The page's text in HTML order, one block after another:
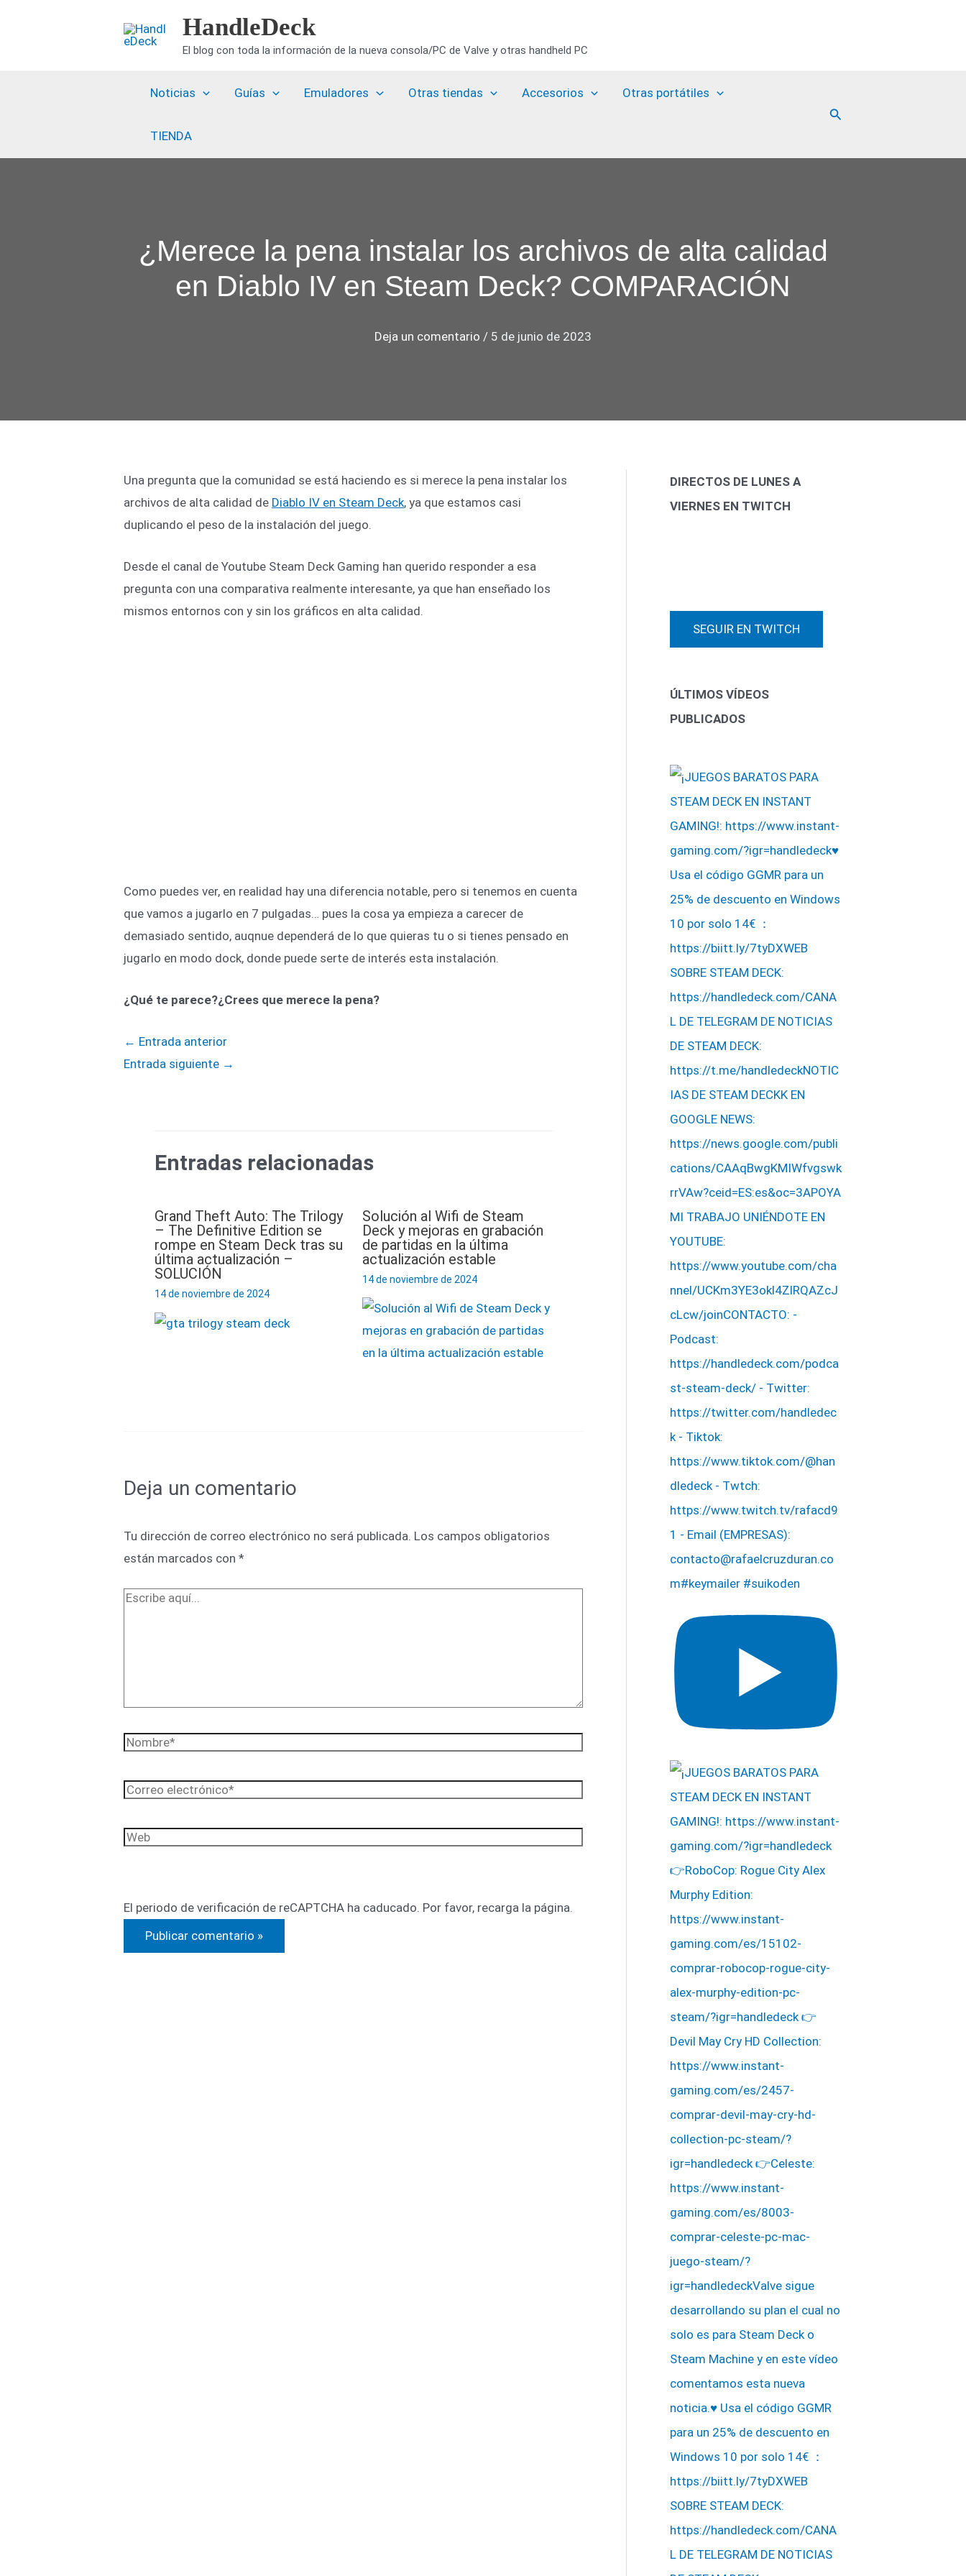
HandleDeck
El blog con toda la información de la nueva consola/PC de Valve y otras handheld PC
Noticias Guías Emuladores Otras tiendas Accesorios Otras portátiles
TIENDA
Buscar
¿Merece la pena instalar los archivos de alta calidad
en Diablo IV en Steam Deck? COMPARACIÓN
Deja un comentario / 5 de junio de 2023
Una pregunta que la comunidad se está haciendo es si merece la pena instalar los
archivos de alta calidad de Diablo IV en Steam Deck, ya que estamos casi
duplicando el peso de la instalación del juego.
Desde el canal de Youtube Steam Deck Gaming han querido responder a esa
pregunta con una comparativa realmente interesante, ya que han enseñado los
mismos entornos con y sin los gráficos en alta calidad.
Como puedes ver, en realidad hay una diferencia notable, pero si tenemos en cuenta
que vamos a jugarlo en 7 pulgadas… pues la cosa ya empieza a carecer de
demasiado sentido, auqnue dependerá de lo que quieras tu o si tienes pensado en
jugarlo en modo dock, donde puede serte de interés esta instalación.
¿Qué te parece?¿Crees que merece la pena?
← Entrada anterior
Entrada siguiente →
Entradas relacionadas
Grand Theft Auto: The Trilogy
– The Definitive Edition se
rompe en Steam Deck tras su
última actualización –
SOLUCIÓN
14 de noviembre de 2024
Solución al Wifi de Steam
Deck y mejoras en grabación
de partidas en la última
actualización estable
14 de noviembre de 2024
Deja un comentario
Tu dirección de correo electrónico no será publicada. Los campos obligatorios
están marcados con *
Escribe
Nombre*
Correo
Web
El periodo de verificación de reCAPTCHA ha caducado. Por favor, recarga la página.
DIRECTOS DE LUNES A
VIERNES EN TWITCH
SEGUIR EN TWITCH
ÚLTIMOS VÍDEOS
PUBLICADOS